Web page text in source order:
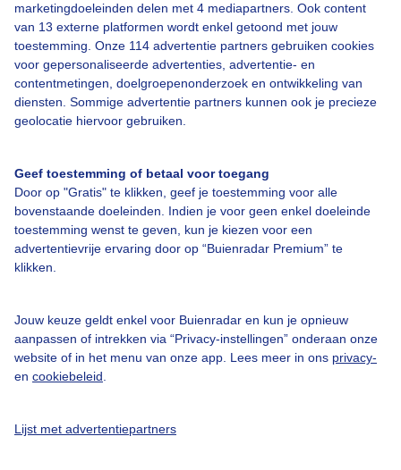
marketingdoeleinden delen met 4 mediapartners. Ook content
van 13 externe platformen wordt enkel getoond met jouw
toestemming. Onze 114 advertentie partners gebruiken cookies
voor gepersonaliseerde advertenties, advertentie- en
contentmetingen, doelgroepenonderzoek en ontwikkeling van
diensten. Sommige advertentie partners kunnen ook je precieze
geolocatie hiervoor gebruiken.
Geef toestemming of betaal voor toegang
Door op "Gratis" te klikken, geef je toestemming voor alle
bovenstaande doeleinden. Indien je voor geen enkel doeleinde
toestemming wenst te geven, kun je kiezen voor een
advertentievrije ervaring door op “Buienradar Premium” te
klikken.
Jouw keuze geldt enkel voor Buienradar en kun je opnieuw
aanpassen of intrekken via “Privacy-instellingen” onderaan onze
website of in het menu van onze app. Lees meer in ons privacy-
en cookiebeleid
Lijst met advertentiepartners
Over Buienradar
Bedrijfsgegevens
Veelgestelde vragen
Contact
Toegankelijkheid
Adverteren
Buienradar Team
Cookie beleid